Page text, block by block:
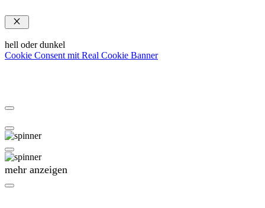
Schließen
hell oder dunkel
Cookie Consent mit Real Cookie Banner
mehr anzeigen